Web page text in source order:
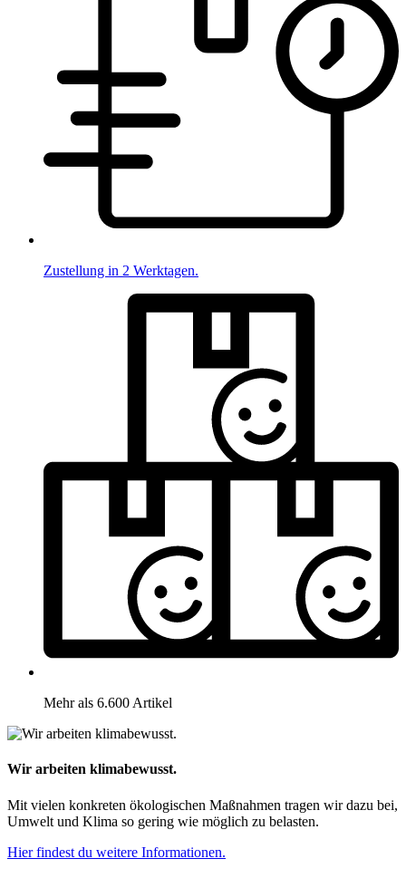
Zustellung in 2 Werktagen.
Mehr als 6.600 Artikel
Wir arbeiten klimabewusst.
Mit vielen konkreten ökologischen Maßnahmen tragen wir dazu bei,
Umwelt und Klima so gering wie möglich zu belasten.
Hier findest du weitere Informationen.